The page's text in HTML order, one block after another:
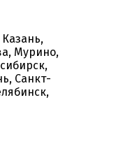
Мурино,
Санкт-